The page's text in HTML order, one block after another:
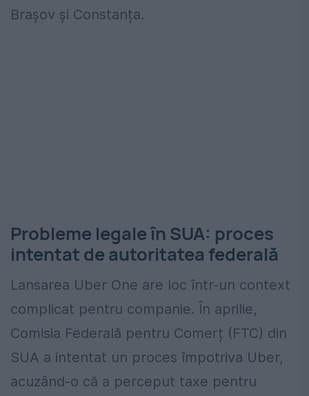
Brașov și Constanța.
Probleme legale în SUA: proces
intentat de autoritatea federală
Lansarea Uber One are loc într-un context
complicat pentru companie. În aprilie,
Comisia Federală pentru Comerț (FTC) din
SUA a intentat un proces împotriva Uber,
acuzând-o că a perceput taxe pentru